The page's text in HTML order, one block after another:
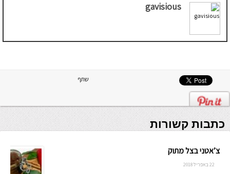
gavisious
שתף
כתבות קשורות
צ’אטני בצל מתוק
22 באפריל 2018